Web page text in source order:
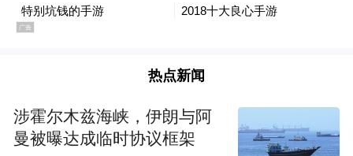
热点新闻
涉霍尔木兹海峡，伊朗与阿
曼被曝达成临时协议框架